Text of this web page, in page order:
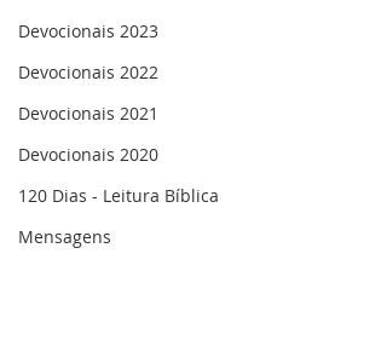
Devocionais 2023
Devocionais 2022
Devocionais 2021
Devocionais 2020
120 Dias - Leitura Bíblica
Mensagens